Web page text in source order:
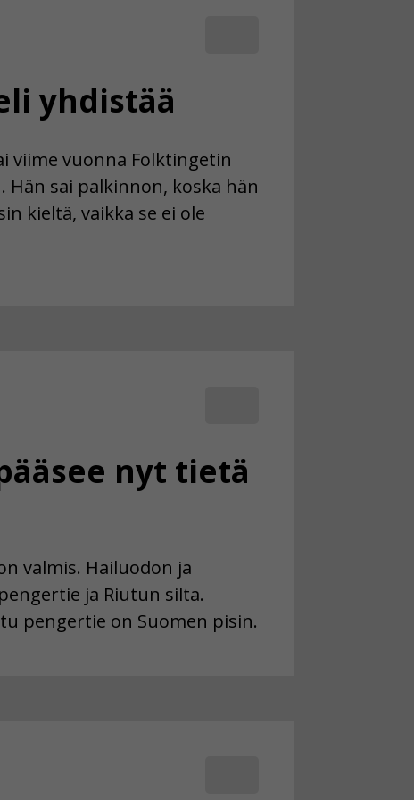
yhdistää
viime vuonna Folktingetin
sai palkinnon, koska hän
kieltä, vaikka se ei ole
nyt tietä
valmis. Hailuodon ja
ja Riutun silta.
pengertie on Suomen pisin.